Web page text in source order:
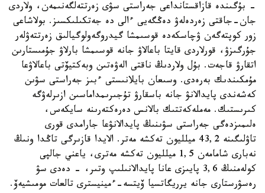
- بۇگىندە قازاقستانداعى جەراستى سۋى زەرتتەلگەنىمەن، ولاردى
جان-جاقتى زەردەلەۋ دەڭگەيى ءالى دە جەتكىلىكسىز. بولاشاعى
زور كوپتەگەن ۋچاسكەدە قوسىمشا گيدروگەولوگيالىق زەرتتەۋلەر
جۇرگىزۋ، قورلاردى قايتا باعالاۋ جانە قوسىمشا بارلاۋ جۇمىستارىن
اتقارۋ قاجەت. بۇل ولاردىڭ ناقتى الەۋەتىن وبەكتيۆتى باعالاۋعا
مۇمكىندىك بەرەدى. وسىعان بايلانىستى ءبىز جەراستى سۋىن
كەشەندى پايدالانۋ جانە باسقارۋ تۇجىرىمداماسىن ازىرلەۋگە
كىرىستىك. مەملەكەتتىك بالانس دەرەكتەرىنە سايكەس،
ەلىمىزدەگى جەراستى سۋىنىڭ پايدالانۋعا جارامدى قورى
تاۋلىگىنە 43,2 ميلليون تەكشە مەتر. الايدا قازىرگى تاڭدا ونىڭ
نەبارى شامامەن 1,5 ميلليون تەكشە مەترى، ياعني جالپى
كولەمنىڭ 3,6 پايىزى عانا پايدالانىلىپ وتىر، - دەدى سۋ
رەسۋرستارى جانە يرريگاتسيا ۆيتسە-ءمينيسترى تالعات مومىشيەۆ.